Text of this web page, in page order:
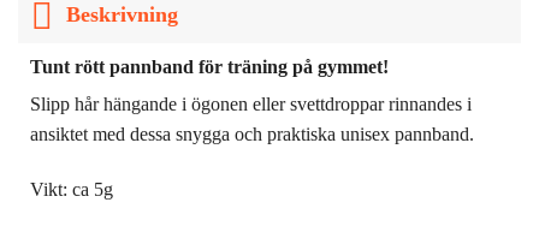
Beskrivning
Tunt rött pannband för träning på gymmet!
Slipp hår hängande i ögonen eller svettdroppar rinnandes i
ansiktet med dessa snygga och praktiska unisex pannband.
Vikt: ca 5g